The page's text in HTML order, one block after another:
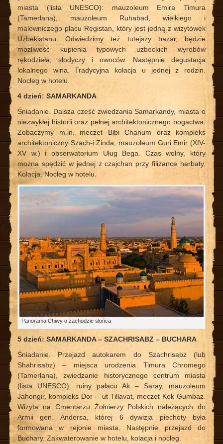
miasta (lista UNESCO): mauzoleum Emira Timura
(Tamerlana), mauzoleum Ruhabad, wielkiego i
malowniczego placu Registan, który jest jedną z wizytówek
Uzbekistanu. Odwiedzimy też tutejszy bazar, będzie
możliwość kupienia typowych uzbeckich wyrobów
rękodzieła, słodyczy i owoców. Następnie degustacja
lokalnego wina. Tradycyjna kolacja u jednej z rodzin.
Nocleg w hotelu.
4 dzień: SAMARKANDA
Śniadanie. Dalsza cześć zwiedzania Samarkandy, miasta o
niezwykłej historii oraz pełnej architektonicznego bogactwa.
Zobaczymy m.in. meczet Bibi Chanum oraz kompleks
architektoniczny Szach-i Zinda, mauzoleum Guri Emir (XIV-
XV w.) i obserwatorium Uług Bega. Czas wolny, który
można spędzić w jednej z czajchan przy filiżance herbaty.
Kolacja. Nocleg w hotelu.
Panorama Chiwy o zachodzie słońca
5 dzień: SAMARKANDA – SZACHRISABZ – BUCHARA
Śniadanie. Przejazd autokarem do Szachrisabz (lub
Shahrisabz) – miejsca urodzenia Timura Chromego
(Tamerlana), zwiedzanie historycznego centrum miasta
(lista UNESCO): ruiny pałacu Ak – Saray, mauzoleum
Jahongir, kompleks Dor – ut Tillavat, meczet Kok Gumbaz.
Wizyta na Cmentarzu Żołnierzy Polskich należących do
Armii gen. Andersa, której 6 dywizja piechoty była
formowana w rejonie miasta. Następnie przejazd do
Buchary. Zakwaterowanie w hotelu, kolacja i nocleg.